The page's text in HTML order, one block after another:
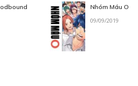
Nhóm Máu O
09/09/2019